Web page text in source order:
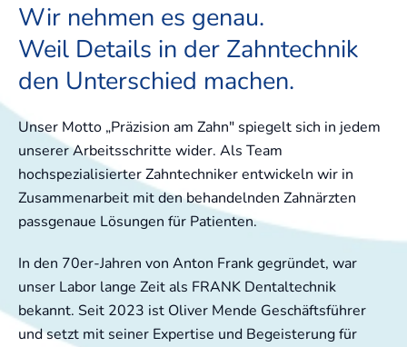
Wir nehmen es genau.
Weil Details in der Zahntechnik
den Unterschied machen.
Unser Motto „Präzision am Zahn" spiegelt sich in jedem
unserer Arbeitsschritte wider. Als Team
hochspezialisierter Zahntechniker entwickeln wir in
Zusammenarbeit mit den behandelnden Zahnärzten
passgenaue Lösungen für Patienten.
In den 70er-Jahren von Anton Frank gegründet, war
unser Labor lange Zeit als FRANK Dentaltechnik
bekannt. Seit 2023 ist Oliver Mende Geschäftsführer
und setzt mit seiner Expertise und Begeisterung für